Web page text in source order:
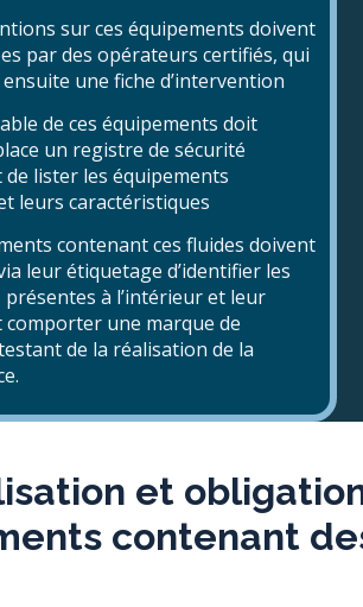
sur ces équipements doivent
par des opérateurs certifiés, qui
une fiche d’intervention
de ces équipements doit
un registre de sécurité
lister les équipements
leurs caractéristiques
contenant ces fluides doivent
leur étiquetage d’identifier les
présentes à l’intérieur et leur
une marque de
de la réalisation de la
et
contenant